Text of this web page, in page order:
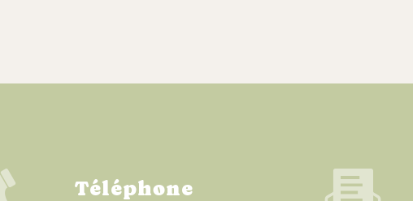
Téléphone